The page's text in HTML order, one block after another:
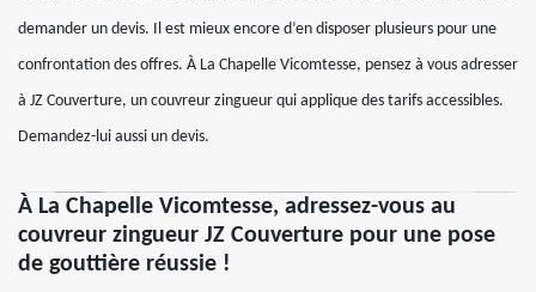
demander un devis. Il est mieux encore d’en disposer plusieurs pour une
confrontation des offres. À La Chapelle Vicomtesse, pensez à vous adresser
à JZ Couverture, un couvreur zingueur qui applique des tarifs accessibles.
Demandez-lui aussi un devis.
À La Chapelle Vicomtesse, adressez-vous au
couvreur zingueur JZ Couverture pour une pose
de gouttière réussie !